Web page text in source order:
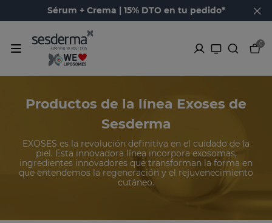
Sérum + Crema | 15% DTO en tu pedido*
0
Productos de la línea Exoses de
Sesderma
EXOSES es la revolución definitiva en el cuidado de la
piel. Esta innovadora línea incorpora exosomas,
ingredientes innovadores que transforman la forma en
que entendemos la regeneración y el rejuvenecimiento
cutáneo.